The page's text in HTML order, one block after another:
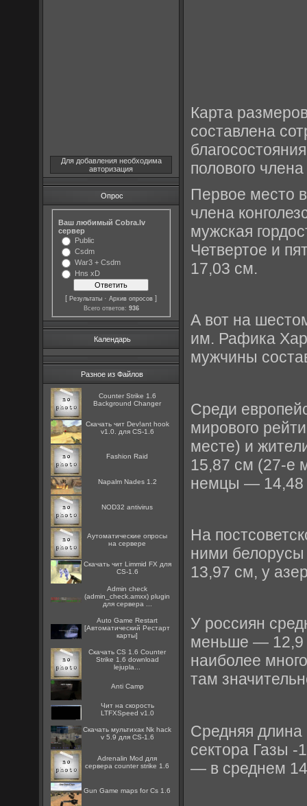
Для добавления необходима
авторизация
Опрос
Ваш любимый Cobra.lv
сервер
Public
Csdm
War3 + Csdm
Hns xD
[Результаты ·Архив опросов ]
Всего ответов: 936
Календарь
Разное из Файлов
Counter Strike 1.6
Background Changer
Скачать чит Dev!ant hook
v1.0. для CS-1.6
Fashion Raid
Napalm Nades 1.2
NOD32 antivirus
Аутоматические опросы
на сервере
Скачать чит Limmid FX для
CS-1.6
Admin check
(admin_check.amxx) plugin
для сервера ...
Auto Game Restart
[Автоматический Рестарт
карты]
Скачать CS 1.6 Counter
Strike 1.6 download
lejupla...
Anti Camp
Чит на скорость
LTFXSpeed v1.0
Скачать мультихак Nk hack
v 5.9 для CS-1.6
Adrenalin Mod для
сервера counter strike 1.6
Gun Game maps for Cs 1.6
Карта
составлена
полового
Первое место
члена
мужская
Четвертое и
17,03 см.
А вот на
им. Рафика
мужчины
Среди
мирового
месте) и
15,87 см (27-е
немцы — 14,48
На
ними белорусы
13,97 см, у
У россиян
меньше — 12,9
наиболее
там
Средняя длина
сектора Газы -
— в среднем